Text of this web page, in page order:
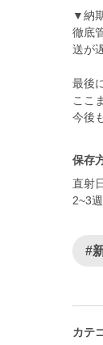
▼納
徹底
送が
最後
ここ
今後
保存
直射
2~3
#
カテ